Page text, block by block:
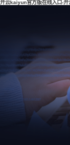
开云kaiyun官方版在线入口-开